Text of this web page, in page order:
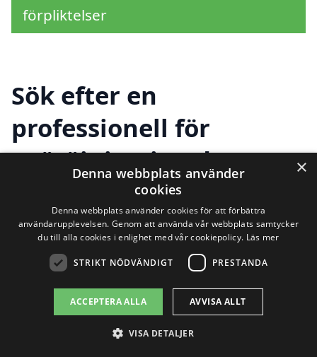
förpliktelser
Sök efter en
professionell för
snöröjning i andra
städer nära Göta
Att hitta hjälp för snöröjning i Göta kan
ibland kännas överväldigande, men det
behöver det inte vara. Genom att
använda en plattform som xn--snrjning-
×
Denna webbplats använder
cookies
Denna webbplats använder cookies för att förbättra
användarupplevelsen. Genom att använda vår webbplats samtycker
du till alla cookies i enlighet med vår cookiepolicy. Läs mer
STRIKT NÖDVÄNDIGT PRESTANDA
ACCEPTERA ALLA AVVISA ALLT
VISA DETALJER